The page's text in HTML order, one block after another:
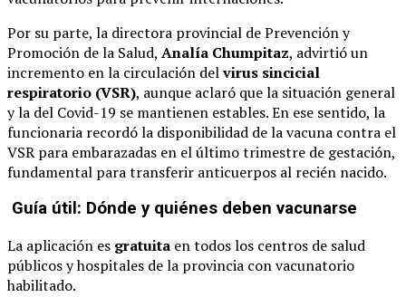
Por su parte, la directora provincial de Prevención y
Promoción de la Salud, Analía Chumpitaz, advirtió un
incremento en la circulación delvirus sincicial
respiratorio (VSR), aunque aclaró que la situación general
y la del Covid-19 se mantienen estables. En ese sentido, la
funcionaria recordó la disponibilidad de la vacuna contra el
VSR para embarazadas en el último trimestre de gestación,
fundamental para transferir anticuerpos al recién nacido.
Guía útil: Dónde y quiénes deben vacunarse
La aplicación es gratuita en todos los centros de salud
públicos y hospitales de la provincia con vacunatorio
habilitado.